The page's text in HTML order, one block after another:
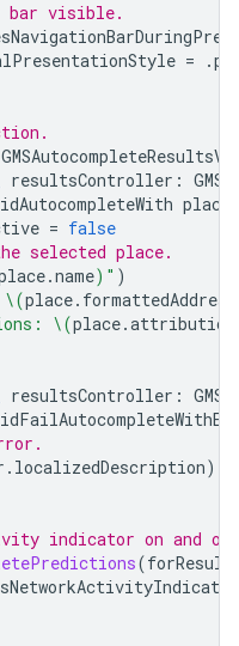
bar visible.
= .
resultsController :
place
= false
selected place.
.name) " )
\(place. formattedAddress
\(place.
resultsController :
. localizedDescription)
indicator on and
(